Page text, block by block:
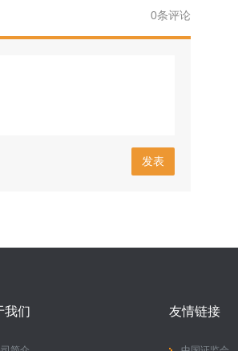
0条评论
发表
我们 友情链接